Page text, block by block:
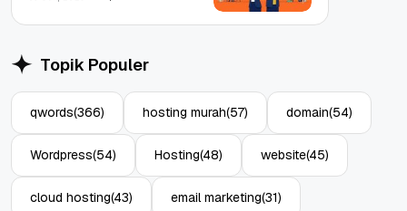
Topik Populer
qwords(366) hosting murah(57) domain(54)
Wordpress(54) Hosting(48) website(45)
cloud hosting(43) email marketing(31)